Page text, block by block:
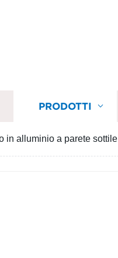
PRODOTTI
in alluminio a parete